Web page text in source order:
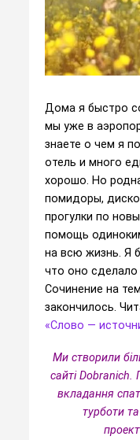
Дома я быстро
мы уже в
знаете о чем я
отель и много
хорошо. Но
помидоры,
прогулки по
помощь
на всю жизнь. Я
что оно сделало
Сочинение на
закончилось.
«Слово —
Ми створили
сайті Dobranich.
вкладання
турботи та